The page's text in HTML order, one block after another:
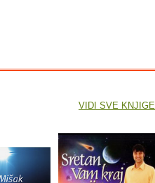
VIDI SVE KNJIGE